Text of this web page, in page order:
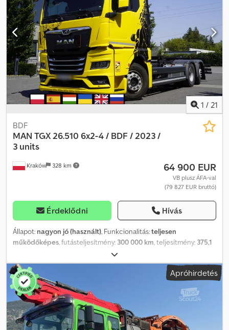
Elektromos ablakok - Szervokormány - Indításgátló - Tachográf
TEHERBÍRÁS: 20 000 kg ÖSSZTÖMEG: 32 000 kg TENGELYTÁV:
190/260/140 cm ABRONCSMÉRET: 315/80R22,5 FÜGGEESZTÉS:
LAPLEMEZES TEL.: KUBA – LENGYEL, ANGOL, NÉMET, OLASZ
SEBASTIAN – LENGYEL, NÉMET, OLASZ, ???? LASZLO – MAGYAR
COSTEL – ROMÁN (Minden export ügyintézést elintézünk,
rendszámmal együtt) RADEK – ???? Ref. szám: 3992
1 / 21
Kraków 328 km
BDF
MAN TGX 26.510 6x2-4 / BDF / 2023 /
3 units
64 900 EUR
VB plusz ÁFA-val
(79 827 EUR bruttó)
Érdeklődni Hívás
Állapot: nagyon jó (használt), Funkcionalitás:teljesen
működőképes , futásteljesítmény: 300 000 km , teljesítmény: 375,1
, üzemanyagtípus:dízel
maximális teherbírás:16 215 kg, össztömeg:26 000 kg,
tengelyelrendezés:
, szín:sárga,
vezetőfülke:alvófülke
levegő, Gyártási év:2023, Felszereltség:
AdBlue, Tachográf,
differenciálzár, fedélzeti számítógép, légkondicionálás,
tempomat, MAN TGX 26.510 6×2-4 / BDF / 2023 / 3 db 2023-as év
300 ezer. km Műszaki adatok Össztömeg 26000 kg Súlya 9785 kg
Apróhirdetés